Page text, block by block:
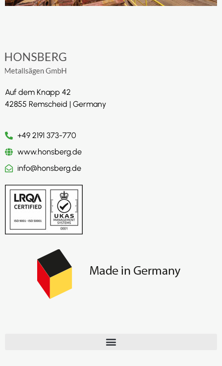
Auf dem Knapp 42
42855 Remscheid | Germany
+49 2191 373-770
www.honsberg.de
info@honsberg.de